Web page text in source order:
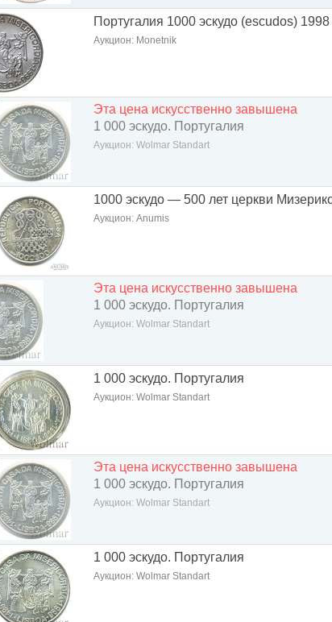
Португалия 1000 эскудо (escudos)
Аукцион: Monetnik
Эта цена искусственно завышена
1 000 эскудо. Португалия
Аукцион: Wolmar Standart
1000 эскудо — 500 лет церкви
Аукцион: Anumis
Эта цена искусственно завышена
1 000 эскудо. Португалия
Аукцион: Wolmar Standart
1 000 эскудо. Португалия
Аукцион: Wolmar Standart
Эта цена искусственно завышена
1 000 эскудо. Португалия
Аукцион: Wolmar Standart
1 000 эскудо. Португалия
Аукцион: Wolmar Standart